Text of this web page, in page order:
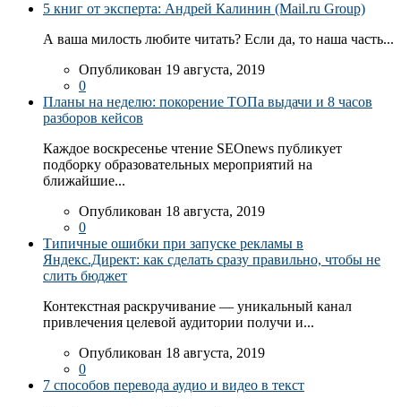
5 книг от эксперта: Андрей Калинин (Mail.ru Group)
А ваша милость любите читать? Если да, то наша часть...
Опубликован 19 августа, 2019
0
Планы на неделю: покорение ТОПа выдачи и 8 часов
разборов кейсов
Каждое воскресенье чтение SEOnews публикует
подборку образовательных мероприятий на
ближайшие...
Опубликован 18 августа, 2019
0
Типичные ошибки при запуске рекламы в
Яндекс.Директ: как сделать сразу правильно, чтобы не
слить бюджет
Контекстная раскручивание — уникальный канал
привлечения целевой аудитории получи и...
Опубликован 18 августа, 2019
0
7 способов перевода аудио и видео в текст